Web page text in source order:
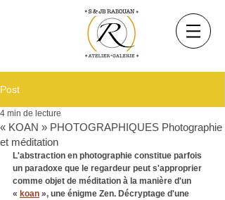
Post
« KOAN » PHOTOGRAPHIQUES Photographie
et méditation
4 min de lecture
L'abstraction en photographie constitue parfois
un paradoxe que le regardeur peut s'approprier
comme objet de méditation à la manière d'un
« koan », une énigme Zen. Décryptage d'une